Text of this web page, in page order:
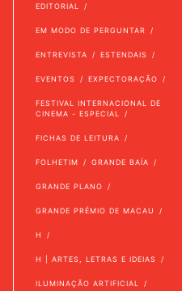
EDITORIAL
EM MODO DE PERGUNTAR
ENTREVISTA ESTENDAIS
EVENTOS EXPECTORAÇÃO
FESTIVAL INTERNACIONAL DE
CINEMA - ESPECIAL
FICHAS DE LEITURA
FOLHETIM GRANDE BAÍA
GRANDE PLANO
GRANDE PRÉMIO DE MACAU
H
H | ARTES, LETRAS E IDEIAS
ILUMINAÇÃO ARTIFICIAL